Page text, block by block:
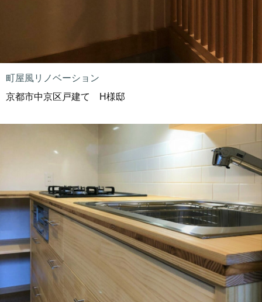
町屋風リノベーション
京都市中京区戸建て H様邸